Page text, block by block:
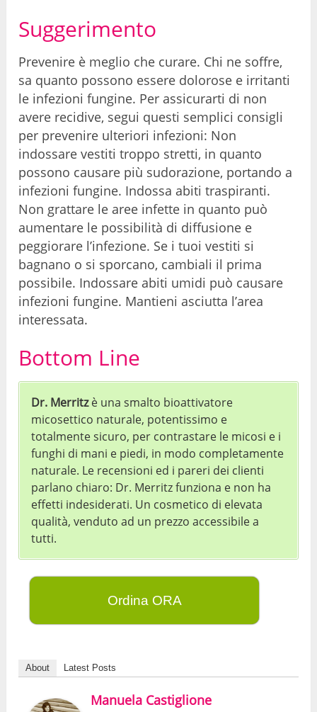
Suggerimento
Prevenire è meglio che curare. Chi ne soffre,
sa quanto possono essere dolorose e irritanti
le infezioni fungine. Per assicurarti di non
avere recidive, segui questi semplici consigli
per prevenire ulteriori infezioni: Non
indossare vestiti troppo stretti, in quanto
possono causare più sudorazione, portando a
infezioni fungine. Indossa abiti traspiranti.
Non grattare le aree infette in quanto può
aumentare le possibilità di diffusione e
peggiorare l’infezione. Se i tuoi vestiti si
bagnano o si sporcano, cambiali il prima
possibile. Indossare abiti umidi può causare
infezioni fungine. Mantieni asciutta l’area
interessata.
Bottom Line
Dr. Merritzè una smalto bioattivatore
micosettico naturale, potentissimo e
totalmente sicuro, per contrastare le micosi e i
funghi di mani e piedi, in modo completamente
naturale. Le recensioni ed i pareri dei clienti
parlano chiaro: Dr. Merritz funziona e non ha
effetti indesiderati. Un cosmetico di elevata
qualità, venduto ad un prezzo accessibile a
tutti.
Ordina ORA
About Latest Posts
Manuela Castiglione